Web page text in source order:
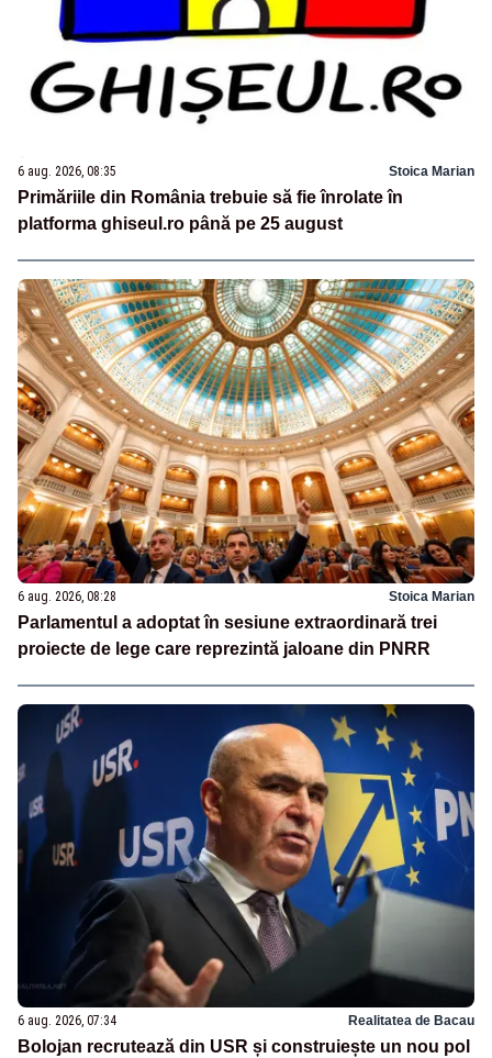
6 aug. 2026, 08:35 Stoica Marian
Primăriile din România trebuie să fie înrolate în
platforma ghiseul.ro până pe 25 august
6 aug. 2026, 08:28 Stoica Marian
Parlamentul a adoptat în sesiune extraordinară trei
proiecte de lege care reprezintă jaloane din PNRR
6 aug. 2026, 07:34 Realitatea de Bacau
Bolojan recrutează din USR și construiește un nou pol